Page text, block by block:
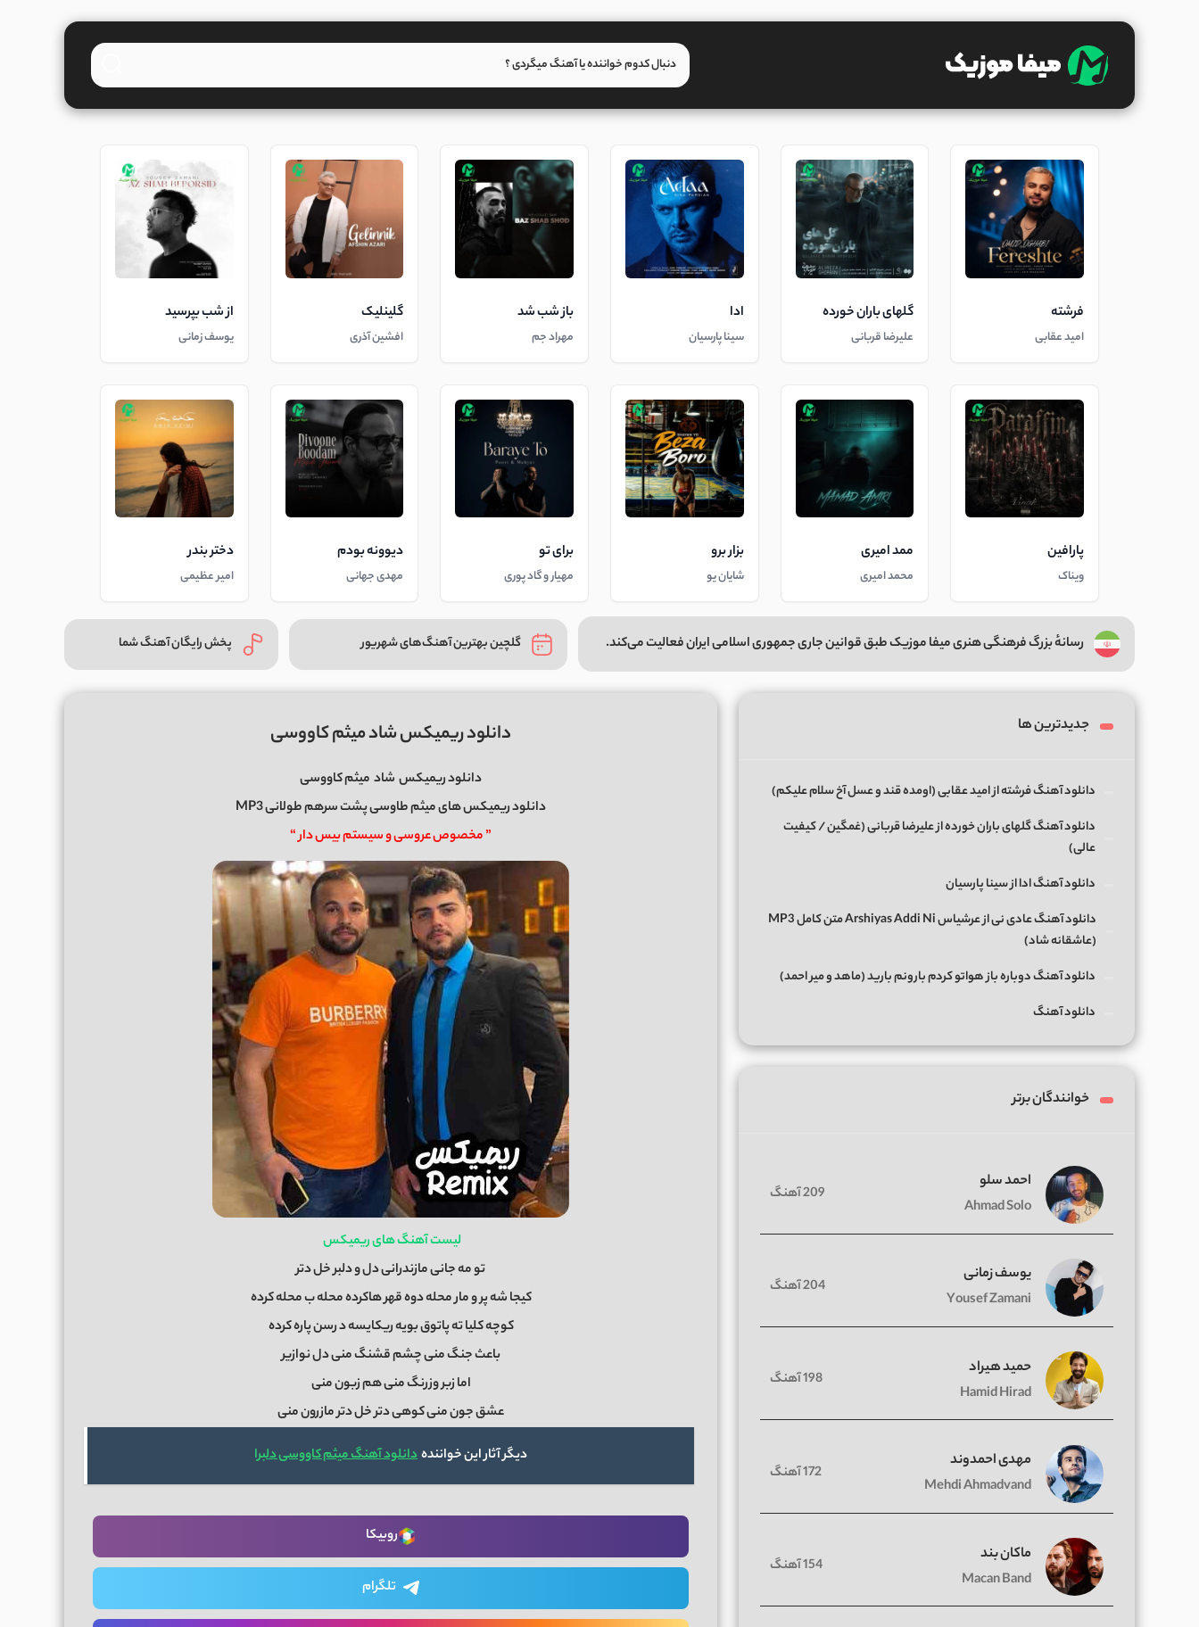
فرشته
امید عقابی
گلهای باران خورده
علیرضا قربانی
ادا
سینا پارسیان
باز شب شد
مهراد جم
گلینلیک
افشین آذری
از شب بپرسید
یوسف زمانی
پارافین
ویناک
ممد امیری
محمد امیری
بزار برو
شایان یو
برای تو
مهیار و گاد پوری
دیوونه بودم
مهدی جهانی
دختر بندر
امیر عظیمی
رسانهٔ بزرگ فرهنگی هنری میفا موزیک طبق قوانین جاری جمهوری اسلامی ایران فعالیت می‌کند. گلچین بهترین آهنگ‌های شهریور پخش رایگان آهنگ شما
دانلود ریمیکس شاد میثم کاووسی
دانلود ریمیکس شاد میثم کاووسی
دانلود ریمیکس های میثم طاوسی پشت سرهم طولانی MP3
” مخصوص عروسی و سیستم بیس دار “
لیست آهنگ های ریمیکس
تو مه جانی مازندرانی دل و دلبر خل دتر
کیجا شه پر و مار محله دوه قهر هاکرده محله ب محله کرده
کوچه کلیا ته پاتوق بویه ریکایسه د رسن پاره کرده
باعث جنگ منی چشم قشنگ منی دل نوازیر
اما زبر وزرنگ منی هم زبون منی
عشق جون منی کوهی دتر خل دتر مازرون منی
دیگر آثار این خوانندهدانلود آهنگ میثم کاووسی دلبرا
روبیکا
تلگرام
جدیدترین ها
دانلود آهنگ فرشته از امید عقابی (اومده قند و عسل آخ سلام علیکم)
دانلود آهنگ گلهای باران خورده از علیرضا قربانی (غمگین / کیفیت
عالی)
دانلود آهنگ ادا از سینا پارسیان
دانلود آهنگ عادی نی از عرشیاس Arshiyas Addi Ni متن کامل MP3
(عاشقانه شاد)
دانلود آهنگ دوباره باز هواتو کردم بارونم بارید (ماهد و میر احمد)
دانلود آهنگ
خوانندگان برتر
احمد سلو
Ahmad Solo
209 آهنگ
یوسف زمانی
Yousef Zamani
204 آهنگ
حمید هیراد
Hamid Hirad
198 آهنگ
مهدی احمدوند
Mehdi Ahmadvand
172 آهنگ
ماکان بند
Macan Band
154 آهنگ